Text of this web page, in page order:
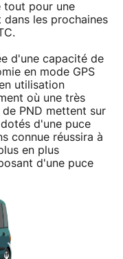
tout pour une
les prochaines
d'une capacité de
en mode GPS
utilisation
où une très
PND mettent sur
d'une puce
connue réussira à
en plus
d'une puce